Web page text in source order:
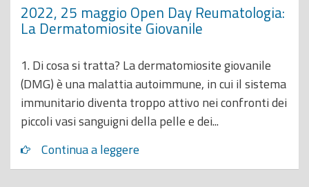
2022, 25 maggio Open Day Reumatologia:
La Dermatomiosite Giovanile
1. Di cosa si tratta? La dermatomiosite giovanile
(DMG) è una malattia autoimmune, in cui il sistema
immunitario diventa troppo attivo nei confronti dei
piccoli vasi sanguigni della pelle e dei...
Continua a leggere